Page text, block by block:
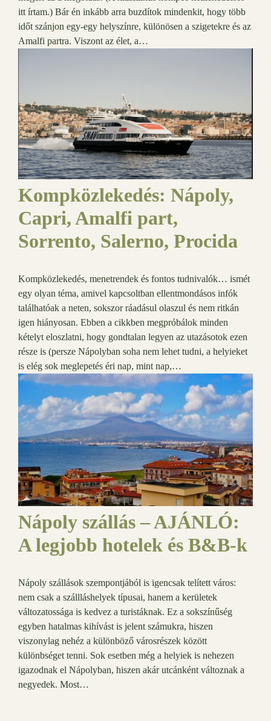
itt írtam.) Bár én inkább arra buzdítok mindenkit, hogy több
időt szánjon egy-egy helyszínre, különösen a szigetekre és az
Amalfi partra. Viszont az élet, a…
Kompközlekedés: Nápoly,
Capri, Amalfi part,
Sorrento, Salerno, Procida
Kompközlekedés, menetrendek és fontos tudnivalók… ismét
egy olyan téma, amivel kapcsoltban ellentmondásos infók
találhatóak a neten, sokszor ráadásul olaszul és nem ritkán
igen hiányosan. Ebben a cikkben megpróbálok minden
kételyt eloszlatni, hogy gondtalan legyen az utazásotok ezen
része is (persze Nápolyban soha nem lehet tudni, a helyieket
is elég sok meglepetés éri nap, mint nap,…
Nápoly szállás – AJÁNLÓ:
A legjobb hotelek és B&B-k
Nápoly szállások szempontjából is igencsak telített város:
nem csak a szállláshelyek típusai, hanem a kerületek
változatossága is kedvez a turistáknak. Ez a sokszínűség
egyben hatalmas kihívást is jelent számukra, hiszen
viszonylag nehéz a különböző városrészek között
különbséget tenni. Sok esetben még a helyiek is nehezen
igazodnak el Nápolyban, hiszen akár utcánként változnak a
negyedek. Most…